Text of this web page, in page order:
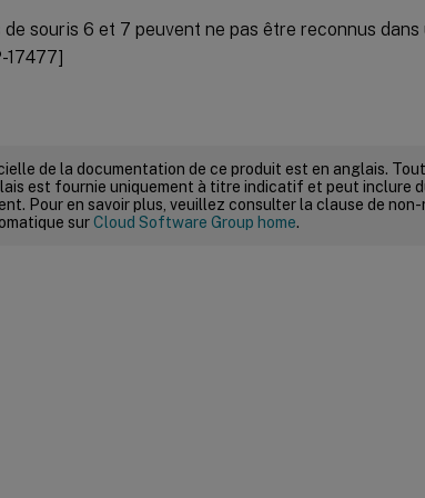
de souris 6 et 7 peuvent ne pas être reconnus dans
17477]
de la documentation de ce produit est en anglais.
est fournie uniquement à titre indicatif et peut inclure
Pour en savoir plus, veuillez consulter la clause de
surCloud Software Group home.